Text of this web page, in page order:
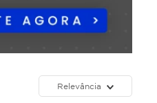
Relevância